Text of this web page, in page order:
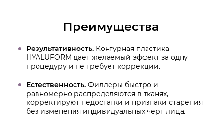
Преимущества
Результативность.Контурная пластика
HYALUFORM дает желаемый эффект за одну
процедуру и не требует коррекции.
Естественность.Филлеры быстро и
равномерно распределяются в тканях,
корректируют недостатки и признаки старения
без изменения индивидуальных черт лица.